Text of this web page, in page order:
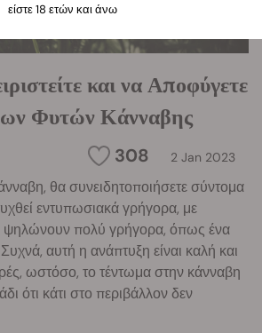
και να Αποφύγετε
Φυτών Κάνναβης
308 2 Jan 2023
θα συνειδητοποιήσετε σύντομα
εντυπωσιακά γρήγορα, με
ψηλώνουν πολύ γρήγορα, όπως ένα
αυτή η ανάπτυξη είναι καλή και
ωστόσο, το τέντωμα στην κάνναβη
ότι κάτι στο περιβάλλον δεν
είστε 18 ετών και άνω